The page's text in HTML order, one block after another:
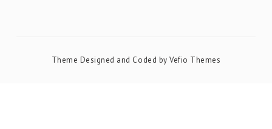
Theme Designed and Coded byVefio Themes